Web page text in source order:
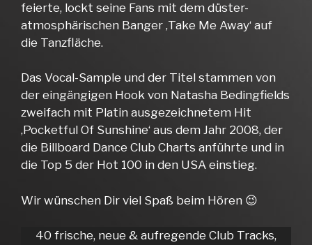
feierte, lockt seine Fans mit dem düster-
atmosphärischen Banger ‚Take Me Away‘ auf
die Tanzfläche.
Das Vocal-Sample und der Titel stammen von
der eingängigen Hook von Natasha Bedingfields
zweifach mit Platin ausgezeichnetem Hit
‚Pocketful Of Sunshine‘ aus dem Jahr 2008, der
die Billboard Dance Club Charts anführte und in
die Top 5 der Hot 100 in den USA einstieg.
Wir wünschen Dir viel Spaß beim Hören 😉
40 frische, neue & aufregende Club Tracks,